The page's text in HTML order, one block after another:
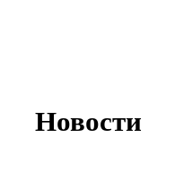
Новости